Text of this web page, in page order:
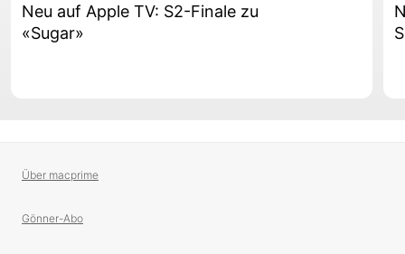
Neu auf Apple TV: S2-Finale zu
«Sugar»
Über macprime
Gönner-Abo